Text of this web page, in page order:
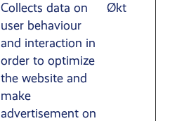
Collects data on
user behaviour
and interaction in
order to optimize
the website and
make
advertisement on
Økt